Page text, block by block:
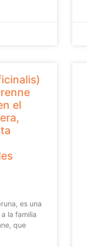
el
es una
la familia
que